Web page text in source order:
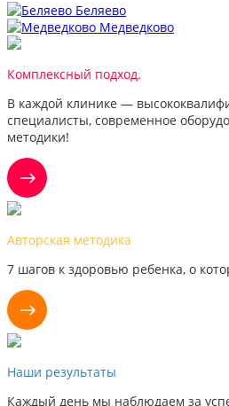
Беляево
Медведково
Комплексный подход.
В каждой клинике —
специалисты, современное
методики!
Авторская методика
7 шагов к здоровью ребенка, о
Наши результаты
Каждый день мы наблюдаем за